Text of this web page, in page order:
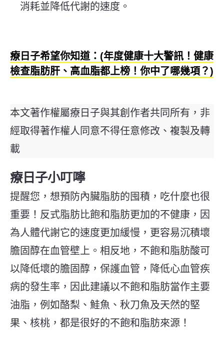
消耗並降低代謝的速度。
療日子希望你知道：(年度健康十大警訊！健康
檢查脂肪肝、高血脂都上榜！你中了哪幾項？)
本文著作權屬療日子與其創作者共同所有，非
經取得著作權人同意不得任意修改、複製及轉
載
療日子小叮嚀
提醒您，想預防內臟脂肪的囤積，吃什麼也很
重要！ 反式脂肪比飽和脂肪更加的不健康，因
為人體代謝它的速度更加緩慢，更容易沉積壞
膽固醇在血管壁上。相反地，不飽和脂肪酸可
以降低壞的膽固醇，保護血管，降低心血管疾
病的發生率，因此建議以不飽和脂肪當作主要
油脂，例如酪梨、鮭魚、秋刀魚及天然的堅
果、核桃，都是很好的不飽和脂肪來源 ！